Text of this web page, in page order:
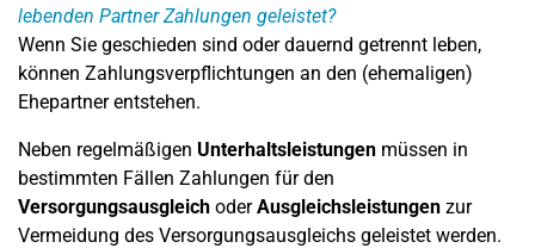
lebenden Partner Zahlungen geleistet?
Wenn Sie geschieden sind oder dauernd getrennt leben,
können Zahlungsverpflichtungen an den (ehemaligen)
Ehepartner entstehen.
Neben regelmäßigen Unterhaltsleistungen müssen in
bestimmten Fällen Zahlungen für den
Versorgungsausgleich oderAusgleichsleistungen zur
Vermeidung des Versorgungsausgleichs geleistet werden.